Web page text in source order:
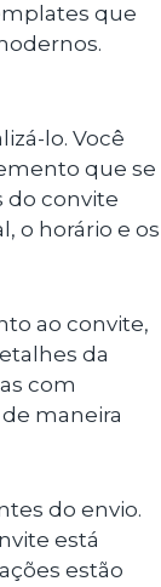
que
lo. Você
que se
do convite
o horário e os
ao convite,
da
com
maneira
do envio.
está
estão